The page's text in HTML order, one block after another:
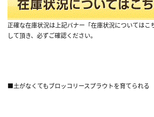
正確な在庫状況は上記バナー「在庫状況についてはこ
して頂き、必ずご確認ください。
■土がなくてもブロッコリースプラウトを育てられる